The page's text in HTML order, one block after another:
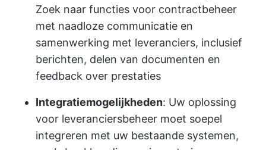
Zoek naar functies voor contractbeheer
met naadloze communicatie en
samenwerking met leveranciers, inclusief
berichten, delen van documenten en
feedback over prestaties
Integratiemogelijkheden: Uw oplossing
voor leveranciersbeheer moet soepel
integreren met uw bestaande systemen,